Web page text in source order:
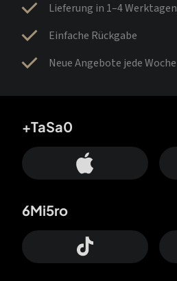
Lieferung in 1–4 Werktagen
Einfache Rückgabe
Neue Angebote jede Woche
+TaSa0
6Mi5ro